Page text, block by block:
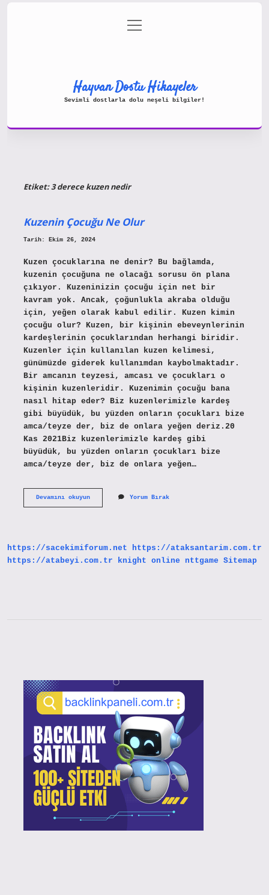
Gizlilik Politikası
menüyü
aç
Hayvan Dostu Hikayeler
Sevimli dostlarla dolu neşeli bilgiler!
Etiket:3 derece kuzen nedir
Kuzenin Çocuğu Ne Olur
Tarih: Ekim 26, 2024
Kuzen çocuklarına ne denir? Bu bağlamda,
kuzenin çocuğuna ne olacağı sorusu ön plana
çıkıyor. Kuzeninizin çocuğu için net bir
kavram yok. Ancak, çoğunlukla akraba olduğu
için, yeğen olarak kabul edilir. Kuzen kimin
çocuğu olur? Kuzen, bir kişinin ebeveynlerinin
kardeşlerinin çocuklarından herhangi biridir.
Kuzenler için kullanılan kuzen kelimesi,
günümüzde giderek kullanımdan kaybolmaktadır.
Bir amcanın teyzesi, amcası ve çocukları o
kişinin kuzenleridir. Kuzenimin çocuğu bana
nasıl hitap eder? Biz kuzenlerimizle kardeş
gibi büyüdük, bu yüzden onların çocukları bize
amca/teyze der, biz de onlara yeğen deriz.20
Kas 2021Biz kuzenlerimizle kardeş gibi
büyüdük, bu yüzden onların çocukları bize
amca/teyze der, biz de onlara yeğen…
Devamını okuyunKuzenin
Yorum Bırak
https://sacekimiforum.net
https://ataksantarim.com.tr
https://atabeyi.com.tr
knight online nttgame Sitemap